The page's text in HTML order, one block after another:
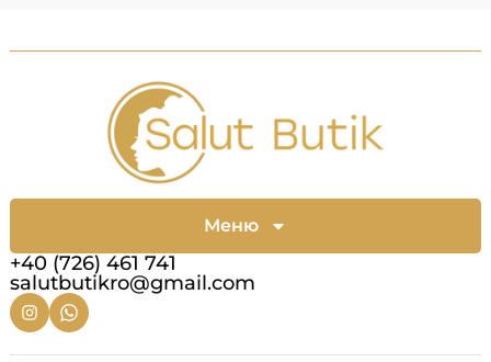
+40 (726) 461 741
salutbutikro@gmail.com
Меню